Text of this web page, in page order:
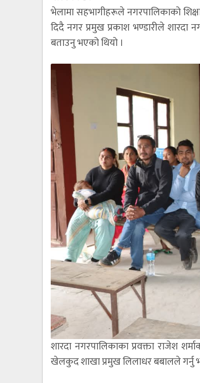
भेलामा सहभागीहरूले नगरपालिकाको
दिदै नगर प्रमुख प्रकाश भण्डारीले शारदा
बताउनु भएको थियो ।
शारदा नगरपालिकाका प्रवक्ता राजेश
खेलकुद शाखा प्रमुख लिलाधर बबालले गर्नु